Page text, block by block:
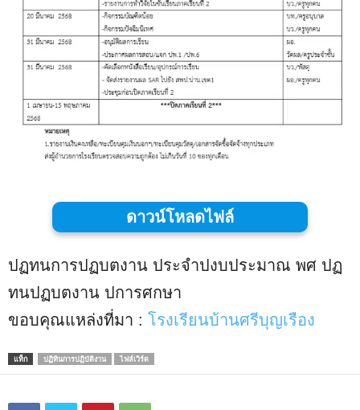
ดาวน์โหลดไฟล์
ปฏทนการปฏบตงาน ประจำปงบประมาณ พศ ปฏ
ทนปฏบตงาน ปการศกษา
ขอบคุณแหล่งที่มา : โรงเรียนบ้านศรีบุญเรือง
แท็ก ปฏิทินการปฏิบัติงาน ไฟล์เวิร์ด